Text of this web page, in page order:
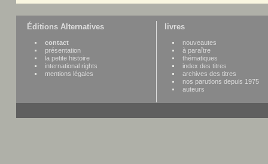
Éditions Alternatives
contact
présentation
la petite histoire
international rights
mentions légales
livres
nouveautes
à paraître
thématiques
index des titres
archives des titres
nos parutions depuis 1975
auteurs